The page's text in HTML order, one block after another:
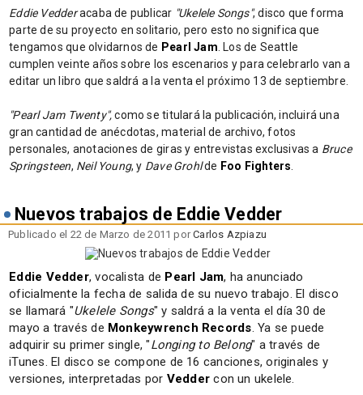
Eddie Vedderacaba de publicar "Ukelele Songs", disco que forma
parte de su proyecto en solitario, pero esto no significa que
tengamos que olvidarnos de Pearl Jam . Los de Seattle
cumplen veinte años sobre los escenarios y para celebrarlo van a
editar un libro que saldrá a la venta el próximo 13 de septiembre.
"Pearl Jam Twenty",como se titulará la publicación, incluirá una
gran cantidad de anécdotas, material de archivo, fotos
personales, anotaciones de giras y entrevistas exclusivas a Bruce
Springsteen, Neil Young, y Dave Grohlde Foo Fighters
Nuevos trabajos de Eddie Vedder
Publicado el 22 de Marzo de 2011 porCarlos Azpiazu
Eddie Vedder, vocalista de Pearl Jam, ha anunciado
oficialmente la fecha de salida de su nuevo trabajo. El disco
se llamará "Ukelele Songs" y saldrá a la venta el día 30 de
mayo a través de Monkeywrench Records . Ya se puede
adquirir su primer single, "Longing to Belong" a través de
iTunes. El disco se compone de 16 canciones, originales y
versiones, interpretadas por Vedder con un ukelele.